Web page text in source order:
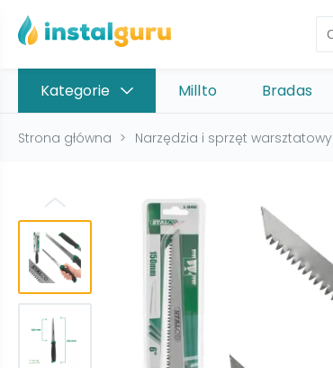
Kategorie Millto Bradas
Strona główna > Narzędzia i sprzęt warsztatowy